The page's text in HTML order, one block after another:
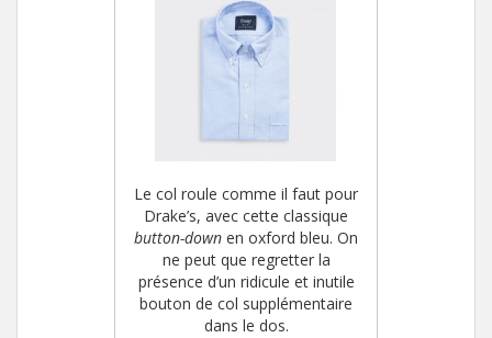
Le col roule comme il faut pour
Drake’s, avec cette classique
button-down en oxford bleu. On
ne peut que regretter la
présence d’un ridicule et inutile
bouton de col supplémentaire
dans le dos.